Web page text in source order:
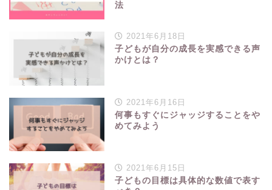
法
2021年6月18日
子どもが自分の成長を実感できる声
かけとは？
2021年6月16日
何事もすぐにジャッジすることをや
めてみよう
2021年6月15日
子どもの目標は具体的な数値で表す